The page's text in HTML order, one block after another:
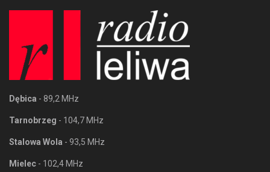
Dębica - 89,2 MHz
Tarnobrzeg - 104,7 MHz
Stalowa Wola - 93,5 MHz
Mielec - 102,4 MHz